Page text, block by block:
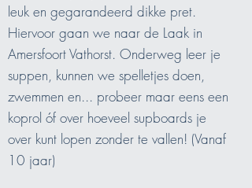
leuk en gegarandeerd dikke pret.
Hiervoor gaan we naar de Laak in
Amersfoort Vathorst. Onderweg leer je
suppen, kunnen we spelletjes doen,
zwemmen en... probeer maar eens een
koprol óf over hoeveel supboards je
over kunt lopen zonder te vallen! (Vanaf
10 jaar)